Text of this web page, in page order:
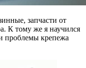
запчасти от
К тому же я научился
проблемы крепежа